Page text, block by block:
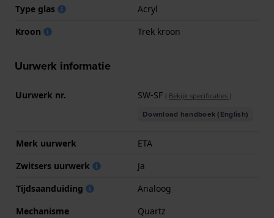
Type glas
Acryl
Kroon
Trek kroon
Uurwerk informatie
Uurwerk nr. SW-SF ( Bekijk specificaties )
Download handboek (English)
Merk uurwerk
ETA
Zwitsers uurwerk
Ja
Tijdsaanduiding
Analoog
Mechanisme
Quartz